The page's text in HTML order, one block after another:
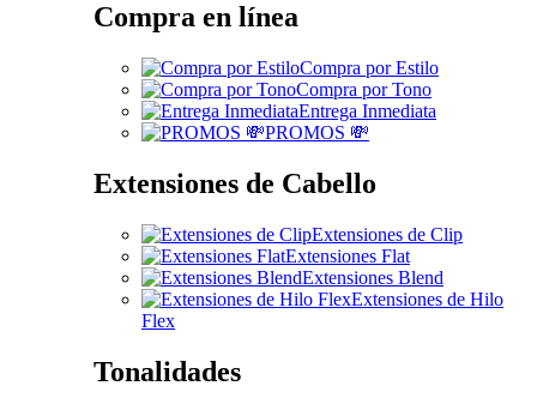
Compra en línea
Compra por Estilo
Compra por Tono
Entrega Inmediata
PROMOS 💸
Extensiones de Cabello
Extensiones de Clip
Extensiones Flat
Extensiones Blend
Extensiones de Hilo
Flex
Tonalidades